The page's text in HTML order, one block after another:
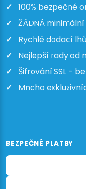
100% bezpečné
ŽÁDNÁ
Rychlé dodací
Nejlepší rady od
Šifrování SSL –
Mnoho
BEZPEČNÉ PLATBY